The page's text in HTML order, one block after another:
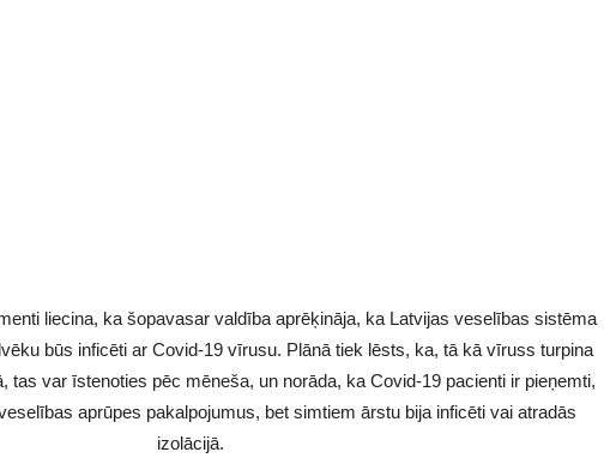
liecina, ka šopavasar valdība aprēķināja, ka Latvijas veselības sistēma
būs inficēti ar Covid-19 vīrusu. Plānā tiek lēsts, ka, tā kā vīruss turpina
tas var īstenoties pēc mēneša, un norāda, ka Covid-19 pacienti ir pieņemti,
aprūpes pakalpojumus, bet simtiem ārstu bija inficēti vai atradās
izolācijā.